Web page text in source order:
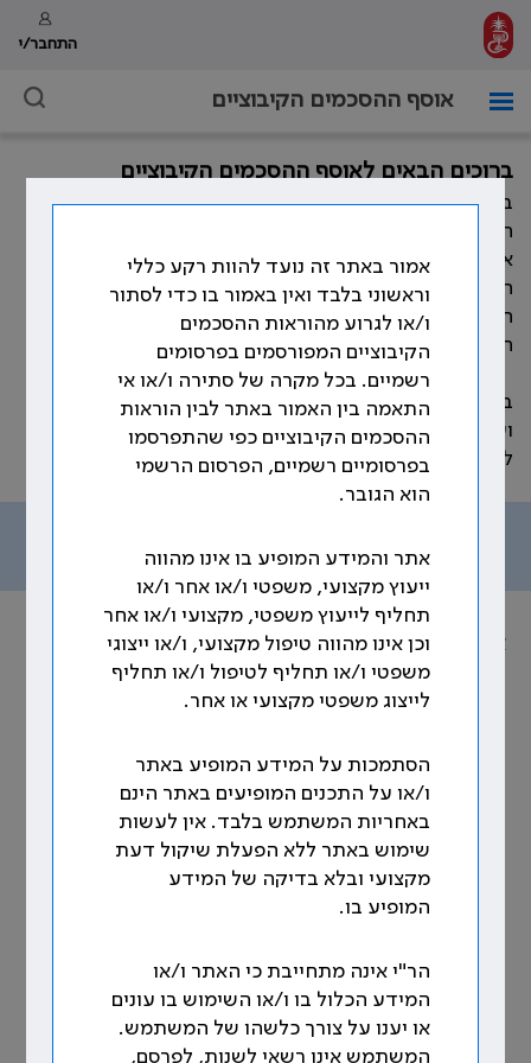
התחבר/י
אוסף ההסכמים הקיבוציים
ברוכים הבאים לאוסף ההסכמים הקיבוציים
במהלך השנים חתמה ההסתדרות הרפואית בישראל, מול
המעסיקים השונים, על הסכמים קיבוציים רבים המסדירים
את תנאי העבודה וזכויות הרופאים. כמו כן, התווספו במהלך
השנים פסקי בוררות, נספחים להסכמים קיבוציים, נהלים,
חוזרים ומכתבים אשר קובעים את תנאי העבודה וזכויות
הרופאים.
באתר זה ריכזנו את עיקר ההוראות ההסכמיות, שהוסדרו
ועוגנו בהסכמים הקיבוצים שנחתמו לאורך השנים, בהתאם
לנושאים שמפורטים בתפריט האתר.
אוסף הסכמים הקיבוציים
נושא: עבודת רופאים בוועדות רפואיות
(בסעיף 3 לעיל): אופן תגמול רופאים
בוועדות רפואיות ציבוריות
להלן אופן תגמול רופאים ומומחים בוועדות רפואיות
דקות והעיקרון הדיפרנציאלי לתשלום נוסף במקרים של
4.1 במקרים בהם תיקים דורשים זמן ממושך כמפורט
מטה, יהיה משך זמן הטיפול בתיק 20 דקות קרי
שלושה תיקים לוועדה.
אמור באתר זה נועד להוות רקע כללי
וראשוני בלבד ואין באמור בו כדי לסתור
ו/או לגרוע מהוראות ההסכמים
הקיבוציים המפורסמים בפרסומים
רשמיים. בכל מקרה של סתירה ו/או אי
התאמה בין האמור באתר לבין הוראות
ההסכמים הקיבוציים כפי שהתפרסמו
בפרסומיים רשמיים, הפרסום הרשמי
הוא הגובר.
אתר והמידע המופיע בו אינו מהווה
ייעוץ מקצועי, משפטי ו/או אחר ו/או
תחליף לייעוץ משפטי, מקצועי ו/או אחר
וכן אינו מהווה טיפול מקצועי, ו/או ייצוגי
משפטי ו/או תחליף לטיפול ו/או תחליף
לייצוג משפטי מקצועי או אחר.
הסתמכות על המידע המופיע באתר
ו/או על התכנים המופיעים באתר הינם
באחריות המשתמש בלבד. אין לעשות
שימוש באתר ללא הפעלת שיקול דעת
מקצועי ובלא בדיקה של המידע
המופיע בו.
הר"י אינה מתחייבת כי האתר ו/או
המידע הכלול בו ו/או השימוש בו עונים
או יענו על צורך כלשהו של המשתמש.
המשתמש אינו רשאי לשנות, לפרסם,